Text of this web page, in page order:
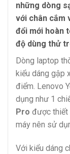
những dòng
với chân cắm
đổi mới hoàn
độ dùng thử
Dòng laptop
kiểu dáng gập
điểm. Lenovo
dụng như 1
Pro được thiết
máy nên sử
Với kiểu dáng